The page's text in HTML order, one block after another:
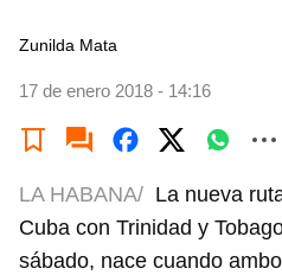
Zunilda Mata
17 de enero 2018 - 14:16
LA HABANA/ La nueva
Cuba con Trinidad y
sábado, nace cuando